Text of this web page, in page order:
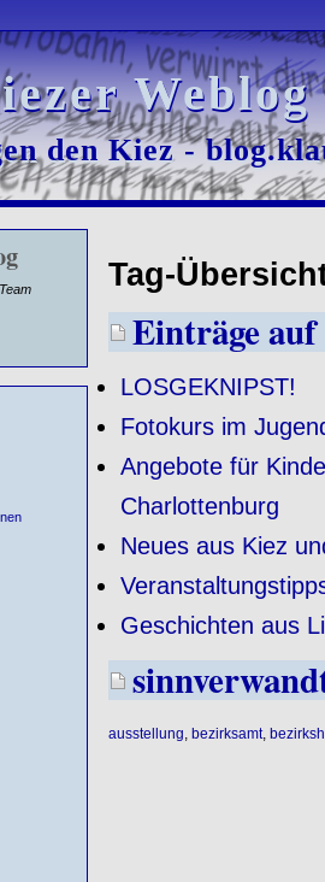
den Kiez -
den Kiez -
Tag-
Einträge
LOSGEKNIPST!
Fotokurs im
Angebote für
Charlottenburg
Neues aus Kiez
Geschichten aus
ausstellung bezirksamt,